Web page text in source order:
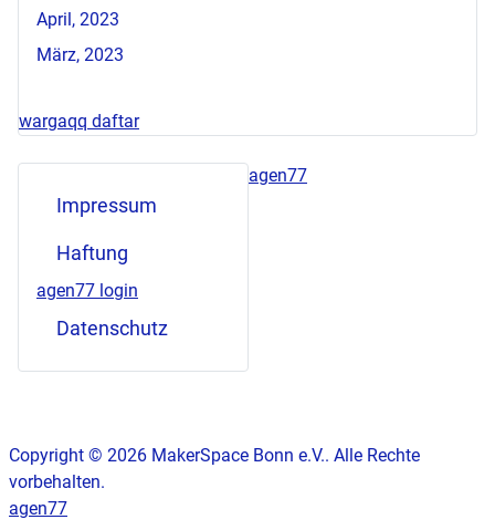
April, 2023
März, 2023
wargaqq daftar
Impressum
Haftung
agen77 login
Datenschutz
agen77
Copyright © 2026 MakerSpace Bonn e.V.. Alle Rechte
vorbehalten.
agen77